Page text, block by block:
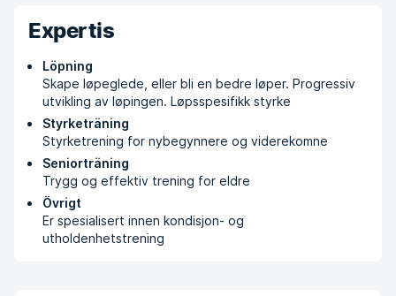
Expertis
Löpning
Skape løpeglede, eller bli en bedre løper. Progressiv
utvikling av løpingen. Løpsspesifikk styrke
Styrketräning
Styrketrening for nybegynnere og viderekomne
Seniorträning
Trygg og effektiv trening for eldre
Övrigt
Er spesialisert innen kondisjon- og
utholdenhetstrening